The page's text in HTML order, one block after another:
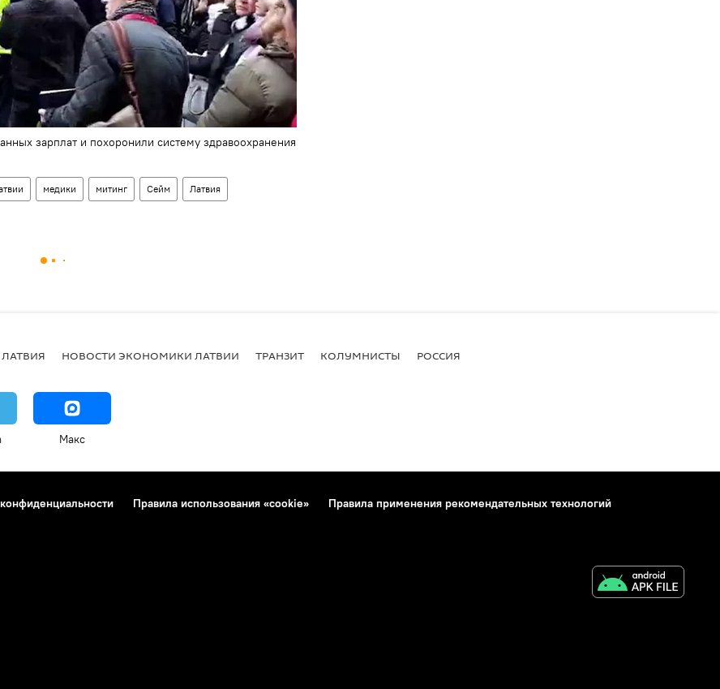
зарплат и похоронили систему здравоохранения
медики митинг Сейм Латвия
ЛАТВИЯ НОВОСТИ ЭКОНОМИКИ ЛАТВИИ ТРАНЗИТ КОЛУМНИСТЫ РОССИЯ
Макс
Правила использования «cookie»
Правила применения рекомендательных технологий